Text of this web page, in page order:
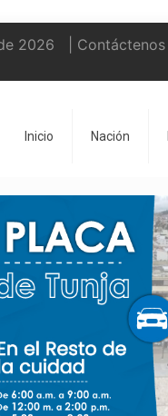
2026 | Contáctenos
Inicio Nación